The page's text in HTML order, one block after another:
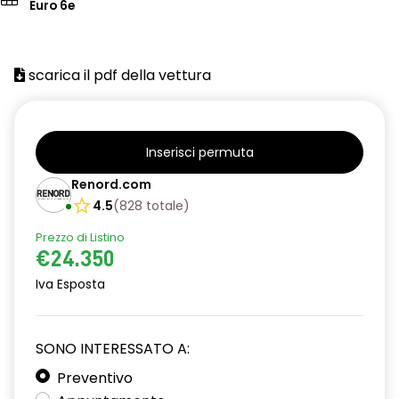
Euro 6e
scarica il pdf della vettura
Inserisci permuta
Renord.com
4.5(828 totale)
Prezzo di Listino
€24.350
Iva Esposta
SONO INTERESSATO A:
Preventivo